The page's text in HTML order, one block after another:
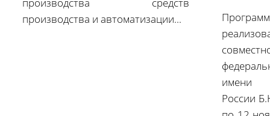
производства и автоматизации...
имени
России